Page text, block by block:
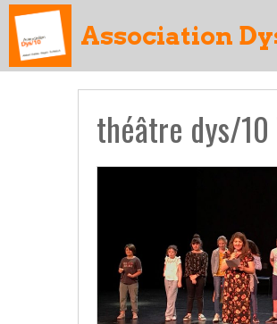
Association
théâtre dys/10